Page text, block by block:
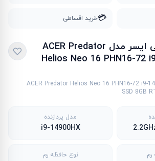
💳خرید اقساطی
لپ تاپ 16 اینچی ایسر مدل ACER Predator
Helios Neo 16 PHN16-72
ACER Predator Helios Neo 16 PHN16-72 i9-
SSD 8GB
مدل پردازنده
i9-14900HX
نوع حافظه رم